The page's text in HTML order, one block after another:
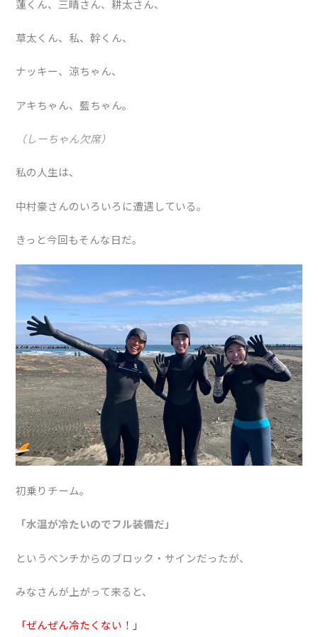
蓮くん、三晴さん、耕太さん、
草太くん、私、幹くん、
ナッキー、涼ちゃん、
アキちゃん、藍ちゃん。
（しーちゃん欠席）
私の人生は、
中村豪さんのいろいろに遭遇している。
きっと今回もそんな日だ。
初乗りチーム。
「水温が冷たいのでフル装備だ」
というベンチからのブロック・サインだったが、
みなさんが上がって来ると、
「ぜんぜん冷たくない！」